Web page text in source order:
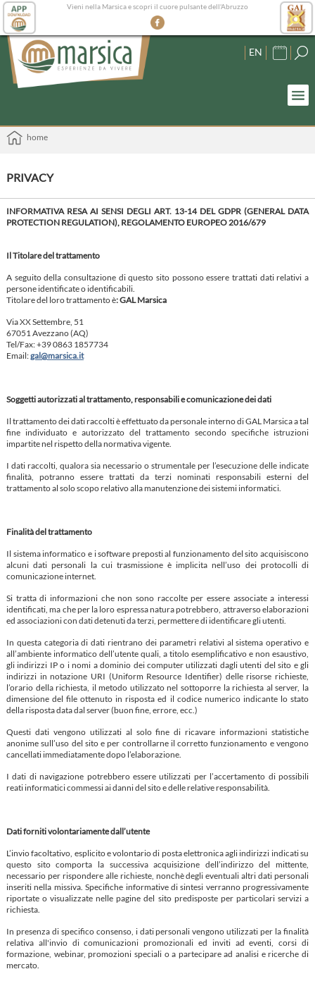
Vieni nella Marsica e scopri il cuore pulsante dell'Abruzzo
EN
home
PRIVACY
INFORMATIVA RESA AI SENSI DEGLI ART. 13-14 DEL GDPR (GENERAL DATA
PROTECTION REGULATION), REGOLAMENTO EUROPEO 2016/679
Il Titolare del trattamento
A seguito della consultazione di questo sito possono essere trattati dati relativi a
persone identificate o identificabili.
Titolare del loro trattamento è: GAL Marsica
Via XX Settembre, 51
67051 Avezzano (AQ)
Tel/Fax: +39 0863 1857734
Email:gal@marsica.it
Soggetti autorizzati al trattamento, responsabili e comunicazione dei dati
Il trattamento dei dati raccolti è effettuato da personale interno di GAL Marsica a tal
fine individuato e autorizzato del trattamento secondo specifiche istruzioni
impartite nel rispetto della normativa vigente.
I dati raccolti, qualora sia necessario o strumentale per l’esecuzione delle indicate
finalità, potranno essere trattati da terzi nominati responsabili esterni del
trattamento al solo scopo relativo alla manutenzione dei sistemi informatici.
Finalità del trattamento
Il sistema informatico e i software preposti al funzionamento del sito acquisiscono
alcuni dati personali la cui trasmissione è implicita nell’uso dei protocolli di
comunicazione internet.
Si tratta di informazioni che non sono raccolte per essere associate a interessi
identificati, ma che per la loro espressa natura potrebbero, attraverso elaborazioni
ed associazioni con dati detenuti da terzi, permettere di identificare gli utenti.
In questa categoria di dati rientrano dei parametri relativi al sistema operativo e
all’ambiente informatico dell’utente quali, a titolo esemplificativo e non esaustivo,
gli indirizzi IP o i nomi a dominio dei computer utilizzati dagli utenti del sito e gli
indirizzi in notazione URI (Uniform Resource Identifier) delle risorse richieste,
l’orario della richiesta, il metodo utilizzato nel sottoporre la richiesta al server, la
dimensione del file ottenuto in risposta ed il codice numerico indicante lo stato
della risposta data dal server (buon fine, errore, ecc.)
Questi dati vengono utilizzati al solo fine di ricavare informazioni statistiche
anonime sull’uso del sito e per controllarne il corretto funzionamento e vengono
cancellati immediatamente dopo l’elaborazione.
I dati di navigazione potrebbero essere utilizzati per l’accertamento di possibili
reati informatici commessi ai danni del sito e delle relative responsabilità.
Dati forniti volontariamente dall’utente
L’invio facoltativo, esplicito e volontario di posta elettronica agli indirizzi indicati su
questo sito comporta la successiva acquisizione dell’indirizzo del mittente,
necessario per rispondere alle richieste, nonchè degli eventuali altri dati personali
inseriti nella missiva. Specifiche informative di sintesi verranno progressivamente
riportate o visualizzate nelle pagine del sito predisposte per particolari servizi a
richiesta.
In presenza di specifico consenso, i dati personali vengono utilizzati per la finalità
relativa all'invio di comunicazioni promozionali ed inviti ad eventi, corsi di
formazione, webinar, promozioni speciali o a partecipare ad analisi e ricerche di
mercato.